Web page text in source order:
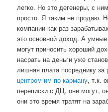
легко. Но это дегенеры, с
просто. Я таким не продаю.
компании как раз
это основной доход. А
могут приносить хороший
насрать на деньги уже
лишняя плата посреднику за
центром им по карману, т.к.
переписки с ДЦ, они могут,
они это время тратят на